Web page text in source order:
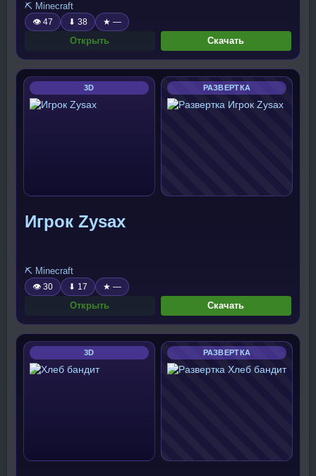
⛏️ Minecraft
👁 47 ⬇ 38 ★ —
Открыть Скачать
3D РАЗВЕРТКА
Игрок Zysax
⛏️ Minecraft
👁 30 ⬇ 17 ★ —
Открыть Скачать
3D РАЗВЕРТКА